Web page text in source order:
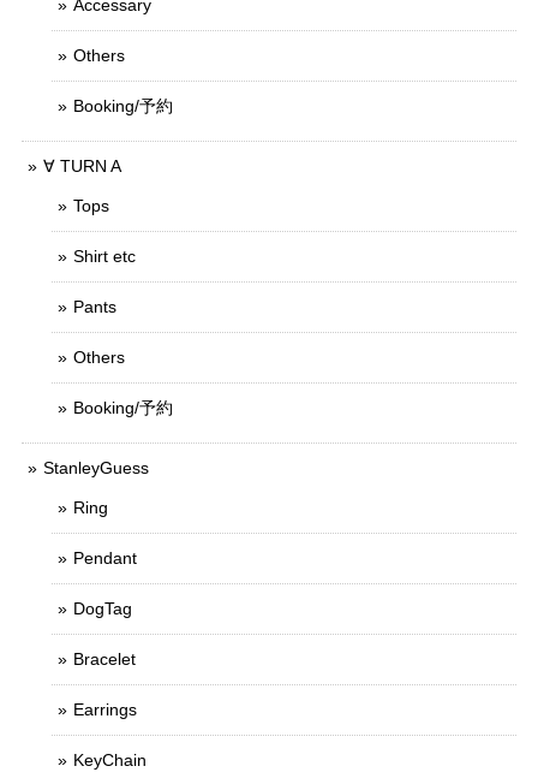
Accessary
Others
Booking/予約
∀ TURN A
Tops
Shirt etc
Pants
Others
Booking/予約
StanleyGuess
Ring
Pendant
DogTag
Bracelet
Earrings
KeyChain